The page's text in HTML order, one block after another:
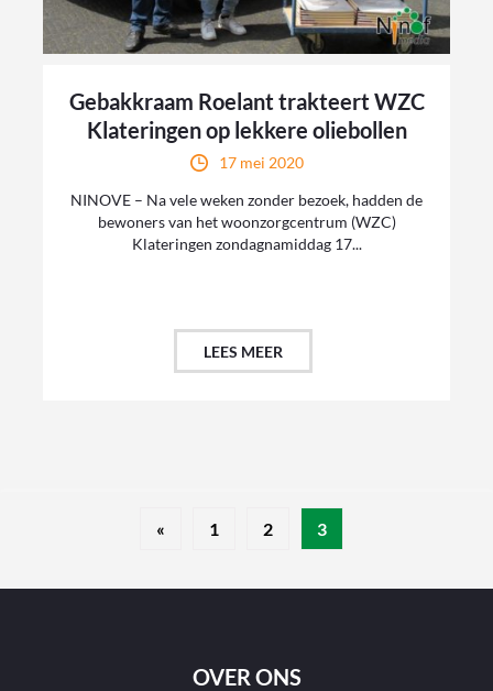
Gebakkraam Roelant trakteert WZC
Klateringen op lekkere oliebollen
17 mei 2020
NINOVE – Na vele weken zonder bezoek, hadden de
bewoners van het woonzorgcentrum (WZC)
Klateringen zondagnamiddag 17...
LEES MEER
« 1 2 3
OVER ONS